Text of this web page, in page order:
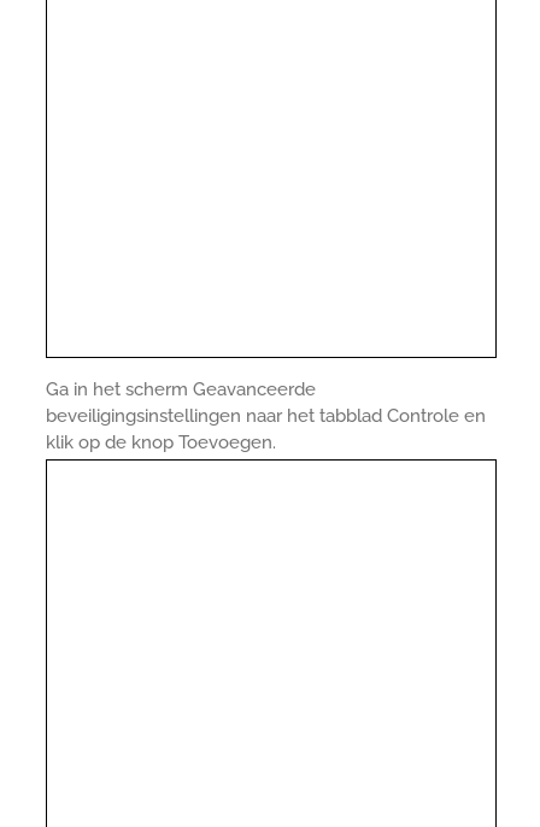
Ga in het scherm Geavanceerde
beveiligingsinstellingen naar het tabblad Controle en
klik op de knop Toevoegen.